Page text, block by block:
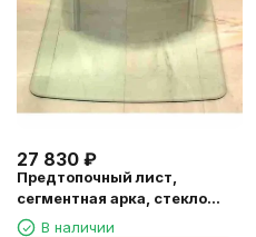
27 830 ₽
Предтопочный лист,
сегментная арка, стекло
(Hark)В наличии